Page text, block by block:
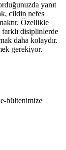
yanıt
cildin nefes
Özellikle
disiplinlerde
daha kolaydır.
gerekiyor.
bültenimize